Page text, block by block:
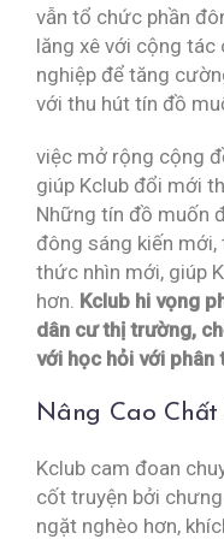
vẫn tổ chức phần
lăng xê với cộng tác
nghiệp để tăng
với thu hút tín đồ
việc mở rộng cộng
giúp Kclub đổi mới
Những tín đồ muốn
đông sáng kiến
thức nhìn mới, giúp
hơn. Kclub hi vọng
dân cư thị trường,
với học hỏi với phân
Nâng Cao
Kclub cam đoan
cốt truyện bởi
ngặt nghèo hơn,